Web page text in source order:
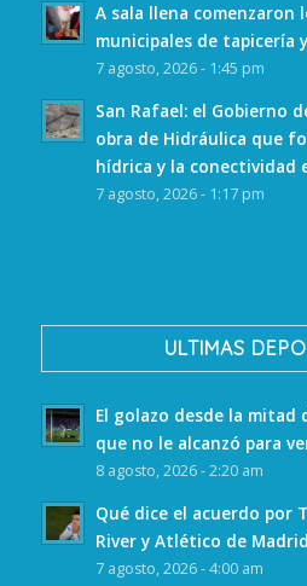
A sala llena comenzaron
municipales de tapicería
7 agosto, 2026 - 1:45 pm
San Rafael: el Gobierno
obra de Hidráulica que
hídrica y la conectividad
7 agosto, 2026 - 1:17 pm
ULTIMAS
El golazo desde la mitad
que no le alcanzó para
8 agosto, 2026 - 2:20 am
Qué dice el acuerdo por
River y Atlético de Madrid
7 agosto, 2026 - 4:00 am